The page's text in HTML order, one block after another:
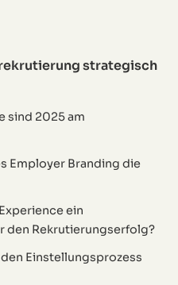
strategisch
sind 2025 am
Employer Branding die
ein
den Rekrutierungserfolg?
Einstellungsprozess